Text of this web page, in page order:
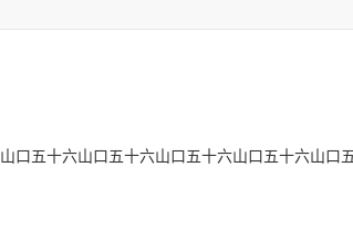
口五十六山口五十六山口五十六山口五十六山口